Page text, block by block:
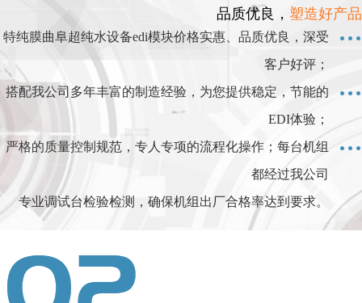
品质优良， 塑造好产品
特纯膜曲阜超纯水设备edi模块价格实惠、品质优良，深受
客户好评；
搭配我公司多年丰富的制造经验，为您提供稳定，节能的
EDI体验；
严格的质量控制规范，专人专项的流程化操作；每台机组
都经过我公司
专业调试台检验检测，确保机组出厂合格率达到要求。